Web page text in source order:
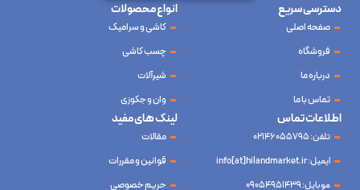
دسترسی سریع
صفحه اصلی
فروشگاه
درباره ما
تماس با ما
انواع محصولات
کاشی و سرامیک
چسب کاشی
شیرآلات
وان و جکوزی
لینک های مفید
مقالات
قوانین و مقررات
حریم خصوصی
اطلاعات تماس
تلفن: 02146055795
ایمیل: info[at]hilandmarket.ir
موبایل: 09054951439